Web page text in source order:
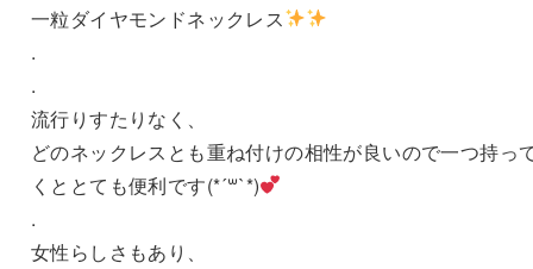
一粒ダイヤモンドネックレス
.
.
流行りすたりなく、
どのネックレスとも重ね付けの相性が良いので一つ持っ
くととても便利です(*´꒳`*)
.
女性らしさもあり、